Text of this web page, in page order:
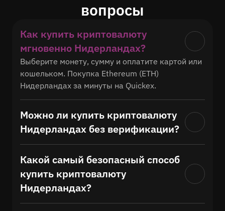
вопросы
Как купить криптовалюту
мгновенно Нидерландах?
Выберите монету, сумму и оплатите картой или
кошельком. Покупка Ethereum (ETH)
Нидерландах за минуты на Quickex.
Можно ли купить криптовалюту
Нидерландах без верификации?
Какой самый безопасный способ
купить криптовалюту
Нидерландах?